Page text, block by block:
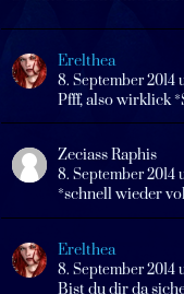
Erelthea
8. September 2014
Pfff, also wirklick
Zeciass Raphis
8. September 2014
*schnell wieder
Erelthea
8. September 2014
Bist du dir da